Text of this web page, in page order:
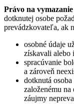
Právo na vymazanie
dotknutej osobe
prevádzkovateľa, ak
osobné údaje
získavali alebo
spracúvanie
a zároveň
dotknutá
založenému
záujmy